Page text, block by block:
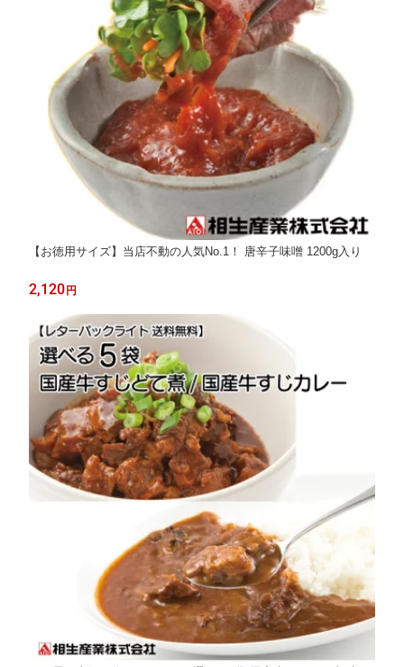
【お徳用サイズ】当店不動の人気No.1！ 唐辛子味噌 1200g入り
2,120 円